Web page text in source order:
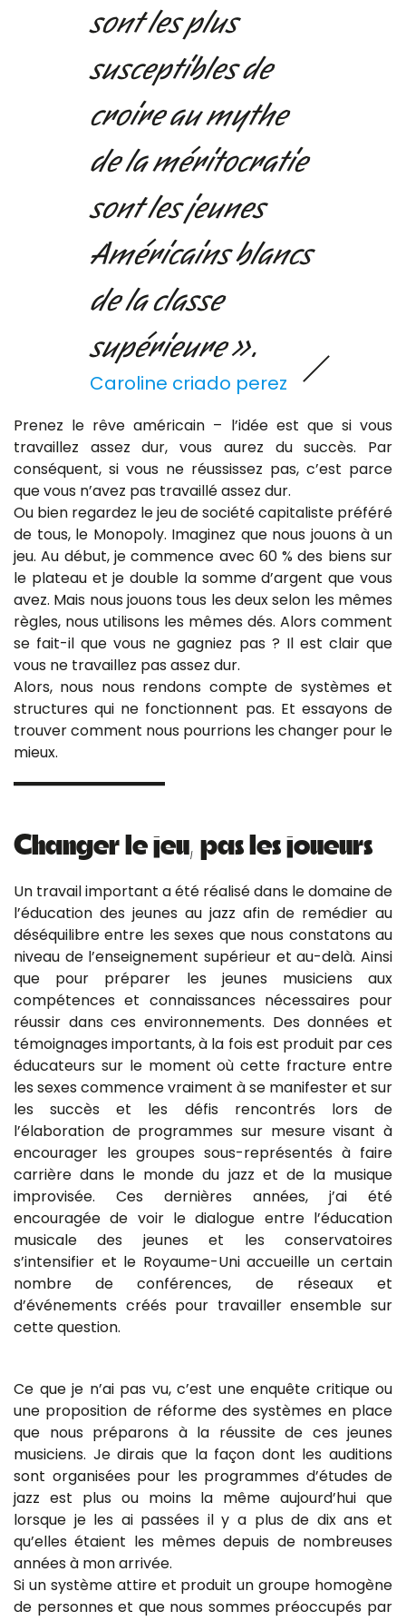
sont les plus
susceptibles de
croire au mythe
de la méritocratie
sont les jeunes
Américains blancs
de la classe
supérieure ».
Caroline criado perez
Prenez le rêve américain – l’idée est que si vous
travaillez assez dur, vous aurez du succès. Par
conséquent, si vous ne réussissez pas, c’est parce
que vous n’avez pas travaillé assez dur.
Ou bien regardez le jeu de société capitaliste préféré
de tous, le Monopoly. Imaginez que nous jouons à un
jeu. Au début, je commence avec 60 % des biens sur
le plateau et je double la somme d’argent que vous
avez. Mais nous jouons tous les deux selon les mêmes
règles, nous utilisons les mêmes dés. Alors comment
se fait-il que vous ne gagniez pas ? Il est clair que
vous ne travaillez pas assez dur.
Alors, nous nous rendons compte de systèmes et
structures qui ne fonctionnent pas. Et essayons de
trouver comment nous pourrions les changer pour le
mieux.
Changer le jeu, pas les joueurs
Un travail important a été réalisé dans le domaine de
l’éducation des jeunes au jazz afin de remédier au
déséquilibre entre les sexes que nous constatons au
niveau de l’enseignement supérieur et au-delà. Ainsi
que pour préparer les jeunes musiciens aux
compétences et connaissances nécessaires pour
réussir dans ces environnements. Des données et
témoignages importants, à la fois est produit par ces
éducateurs sur le moment où cette fracture entre
les sexes commence vraiment à se manifester et sur
les succès et les défis rencontrés lors de
l’élaboration de programmes sur mesure visant à
encourager les groupes sous-représentés à faire
carrière dans le monde du jazz et de la musique
improvisée. Ces dernières années, j’ai été
encouragée de voir le dialogue entre l’éducation
musicale des jeunes et les conservatoires
s’intensifier et le Royaume-Uni accueille un certain
nombre de conférences, de réseaux et
d’événements créés pour travailler ensemble sur
cette question.
Ce que je n’ai pas vu, c’est une enquête critique ou
une proposition de réforme des systèmes en place
que nous préparons à la réussite de ces jeunes
musiciens. Je dirais que la façon dont les auditions
sont organisées pour les programmes d’études de
jazz est plus ou moins la même aujourd’hui que
lorsque je les ai passées il y a plus de dix ans et
qu’elles étaient les mêmes depuis de nombreuses
années à mon arrivée.
Si un système attire et produit un groupe homogène
de personnes et que nous sommes préoccupés par